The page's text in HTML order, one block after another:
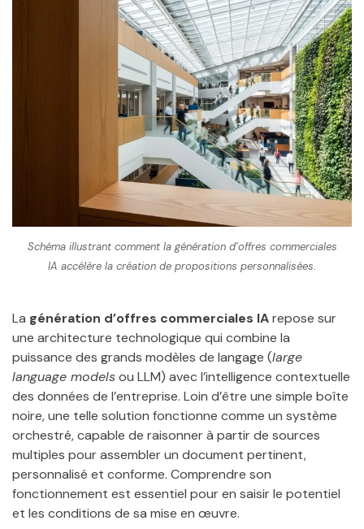
Schéma illustrant comment la génération d’offres commerciales
IA accélère la création de propositions personnalisées.
La génération d’offres commerciales IArepose sur
une architecture technologique qui combine la
puissance des grands modèles de langage (large
language modelsou LLM) avec l’intelligence contextuelle
des données de l’entreprise. Loin d’être une simple boîte
noire, une telle solution fonctionne comme un système
orchestré, capable de raisonner à partir de sources
multiples pour assembler un document pertinent,
personnalisé et conforme. Comprendre son
fonctionnement est essentiel pour en saisir le potentiel
et les conditions de sa mise en œuvre.